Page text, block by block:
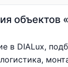
объектов
в DIALux,